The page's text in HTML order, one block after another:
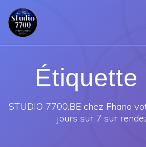
Étiquette
STUDIO 7700.BE chez Fhano
jours sur 7 sur